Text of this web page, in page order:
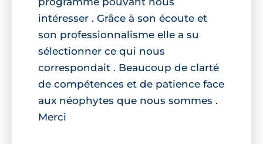
intéresser . Grâce à son écoute et
son professionnalisme elle a su
sélectionner ce qui nous
correspondait . Beaucoup de clarté
de compétences et de patience face
aux néophytes que nous sommes .
Merci